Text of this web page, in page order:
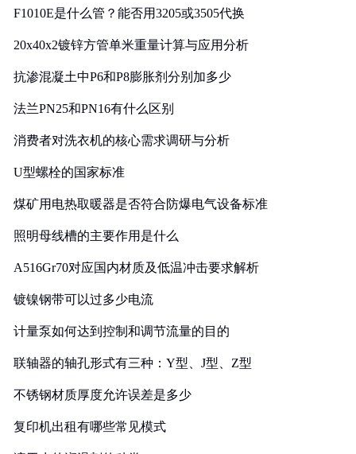
F1010E是什么管？能否用3205或3505代换
20x40x2镀锌方管单米重量计算与应用分析
抗渗混凝土中P6和P8膨胀剂分别加多少
法兰PN25和PN16有什么区别
消费者对洗衣机的核心需求调研与分析
U型螺栓的国家标准
煤矿用电热取暖器是否符合防爆电气设备标准
照明母线槽的主要作用是什么
A516Gr70对应国内材质及低温冲击要求解析
镀镍钢带可以过多少电流
计量泵如何达到控制和调节流量的目的
联轴器的轴孔形式有三种：Y型、J型、Z型
不锈钢材质厚度允许误差是多少
复印机出租有哪些常见模式